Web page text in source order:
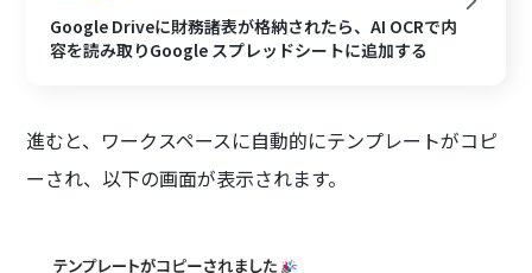
Google Driveに財務諸表が格納されたら、AI OCRで内
容を読み取りGoogle スプレッドシートに追加する
進むと、ワークスペースに自動的にテンプレートがコピ
ーされ、以下の画面が表示されます。